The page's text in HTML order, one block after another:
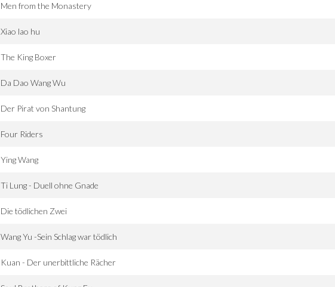
Men from the Monastery
Xiao lao hu
The King Boxer
Da Dao Wang Wu
Der Pirat von Shantung
Four Riders
Ying Wang
Ti Lung - Duell ohne Gnade
Die tödlichen Zwei
Wang Yu -Sein Schlag war tödlich
Kuan - Der unerbittliche Rächer